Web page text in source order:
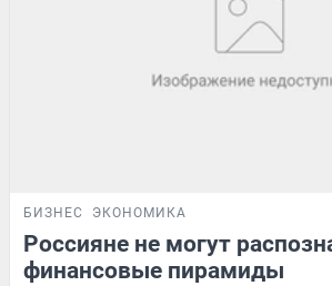
БИЗНЕС ЭКОНОМИКА
Россияне не могут
финансовые пирамиды